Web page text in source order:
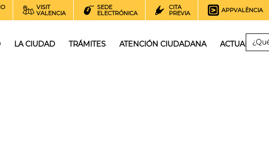
VISIT
VALENCIA
SEDE
ELECTRÓNICA
CITA
PREVIA
APPVALÈNCIA
LA CIUDAD TRÁMITES ATENCIÓN CIUDADANA ACTUALIDAD